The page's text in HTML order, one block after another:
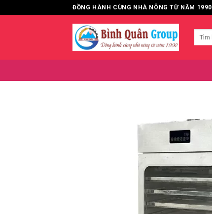
qua
ĐỒNG HÀNH CÙNG NHÀ NÔNG TỪ NĂM 1990
Tìm